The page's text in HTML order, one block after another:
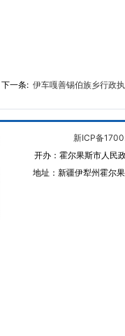
下一条: 伊车嘎善锡伯族乡行政
新ICP备
开办：霍尔果斯市人民
地址：新疆伊犁州霍